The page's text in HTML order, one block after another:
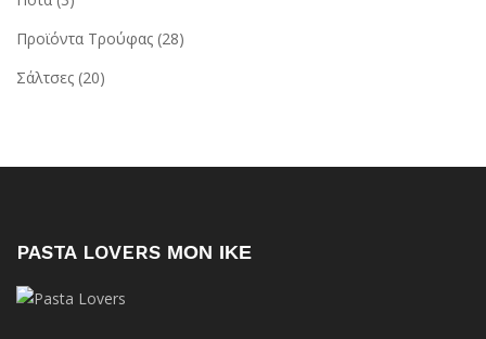
Προϊόντα Τρούφας (28)
Σάλτσες (20)
PASTA LOVERS ΜΟΝ ΙΚΕ